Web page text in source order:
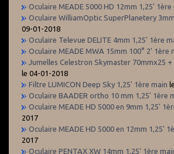
Oculaire MEADE 5000 HD 12mm 1,25' 1ère
Oculaire WilliamOptic SuperPlanetery
09-01-2018
Oculaire Televue DELITE 4mm 1,25' 1ère
Oculaire MEADE MWA 15mm 100° 2' 1ère
Jumelles Celestron Skymaster 70mmx25
le 04-01-2018
Filtre LUMICON Deep Sky 1,25' 1ère main
Oculaire BAADER ortho 10 mm 1,25' 1ère
Oculaire MEADE HD 5000 en 9mm 1,25'
2017
Oculaire MEADE HD 5000 en 12mm 1,25'
2017
Oculaire PENTAX XW 14mm 1,25' 1ère